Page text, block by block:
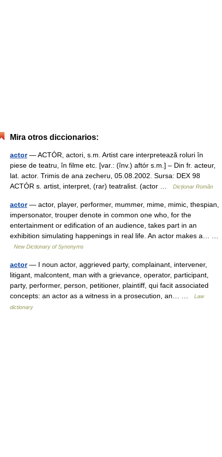
Mira otros diccionarios:
actor— ACTÓR, actori, s.m. Artist care interpretează roluri în
piese de teatru, în filme etc. [var.: (înv.) aftór s.m.] – Din fr. acteur,
lat. actor. Trimis de ana zecheru, 05.08.2002. Sursa: DEX 98
ACTÓR s. artist, interpret, (rar) teatralist. (actor …
Dicționar Român
actor— actor, player, performer, mummer, mime, mimic, thespian,
impersonator, trouper denote in common one who, for the
entertainment or edification of an audience, takes part in an
exhibition simulating happenings in real life. An actor makes a… …
New Dictionary of Synonyms
actor— I noun actor, aggrieved party, complainant, intervener,
litigant, malcontent, man with a grievance, operator, participant,
party, performer, person, petitioner, plaintiff, qui facit associated
concepts: an actor as a witness in a prosecution, an… …
Law
dictionary